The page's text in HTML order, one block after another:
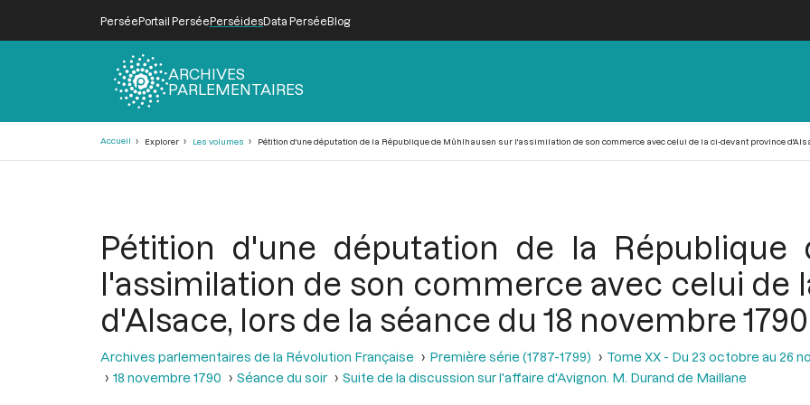
PerséePortail PerséePerséidesData PerséeBlog
ARCHIVES
PARLEMENTAIRES
Accueil Explorer Les volumes Pétition d'une députation de la République de Mûhlhausen sur l'assimilation de son commerce avec celui de la ci-devant province
Pétition d'une députation de la République
l'assimilation de son commerce avec celui de
d'Alsace, lors de la séance du 18 novembre 1790
Archives parlementaires de la Révolution Française Première série (1787-1799) Tome XX - Du 23 octobre au 26
18 novembre 1790
Séance du soir Suite de la discussion sur l'affaire d'Avignon. M. Durand de Maillane